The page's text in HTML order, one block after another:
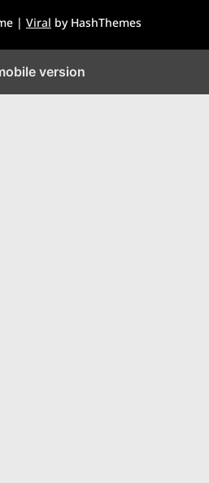
| Viral by HashThemes
version